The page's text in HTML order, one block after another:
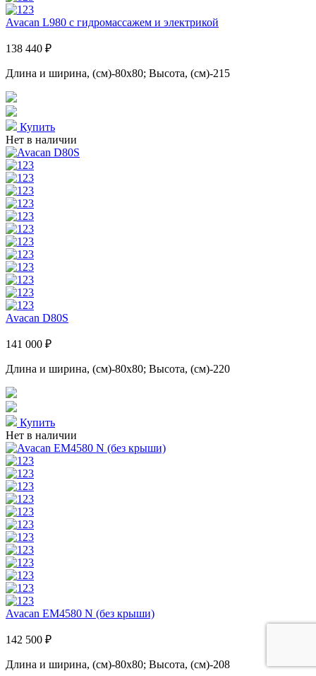
Avacan L980 с гидромассажем и электрикой
138 440 ₽
Длина и ширина, (см)-80x80; Высота, (см)-215
Купить
Нет в наличии
Avacan D80S
141 000 ₽
Длина и ширина, (см)-80x80; Высота, (см)-220
Купить
Нет в наличии
Avacan ЕМ4580 N (без крыши)
142 500 ₽
Длина и ширина, (см)-80x80; Высота, (см)-208